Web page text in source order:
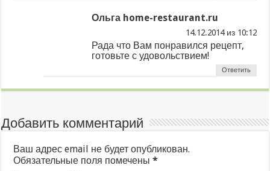
Ольга home-restaurant.ru
из
Рада что Вам понравился рецепт,
готовьте с удовольствием!
Ответить
Добавить комментарий
Ваш адрес email не будет опубликован.
Обязательные поля помечены*